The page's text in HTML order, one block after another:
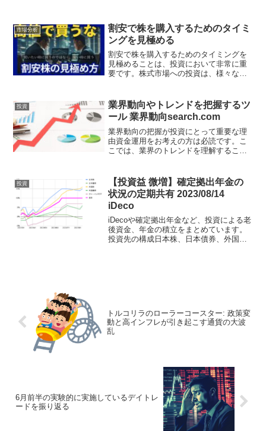
市場分析
割安で株を購入するためのタイミ
ングを見極める
割安で株を購入するためのタイミングを
見極めることは、投資において非常に重
要です。株式市場への投資は、様々な方
の手法が一般的です。キャピタルゲイン
とインカムゲインキャピ...
投資
業界動向やトレンドを把握するツ
ール 業界動向search.com
業界動向の把握が投資にとって重要な理
由資金運用をお考えの方は必読です。こ
こでは、業界のトレンドを理解すること
とを避けることができます。それでは、
読み進めてください。1....
投資
【投資益 微増】確定拠出年金の
状況の定期共有 2023/08/14
iDeco
iDecoや確定拠出年金など、投資による老
後資金、年金の積立をまとめています。
投資先の構成日本株、日本債券、外国
トルコリラのローラーコースター: 政策変
動と高インフレが引き起こす通貨の大波
乱
6月前半の実験的に実施しているデイトレ
ードを振り返る